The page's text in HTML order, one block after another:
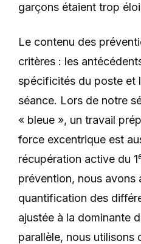
garçons étaient trop
Le contenu des
critères : les
spécificités du poste et
séance. Lors de notre
« bleue », un travail
force excentrique est
récupération active du 1
prévention, nous avons
quantification des
ajustée à la dominante
parallèle, nous utilisons